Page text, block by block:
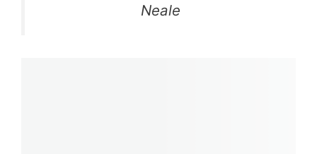
Neale